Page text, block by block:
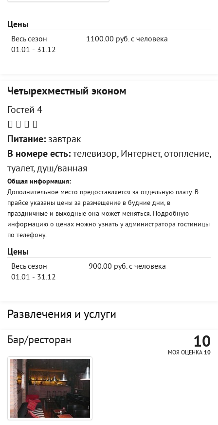
Цены
Весь сезон
01.01 - 31.12
1100.00 руб. с человека
Четырехместный эконом
Гостей 4
Питание: завтрак
В номере есть: телевизор, Интернет, отопление,
туалет, душ/ванная
Общая информация:
Дополнительное место предоставляется за отдельную плату. В
прайсе указаны цены за размещение в будние дни, в
праздничные и выходные она может меняться. Подробную
информацию о ценах можно узнать у администратора гостиницы
по телефону.
Цены
Весь сезон
01.01 - 31.12
900.00 руб. с человека
Развлечения и услуги
Бар/ресторан 10
МОЯ ОЦЕНКА 10